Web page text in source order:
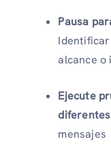
Pausa
alcance o
Ejecute
mensajes